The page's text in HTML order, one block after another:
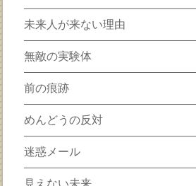
未来人が来ない理由
無敵の実験体
前の痕跡
めんどうの反対
迷惑メール
見えない未来